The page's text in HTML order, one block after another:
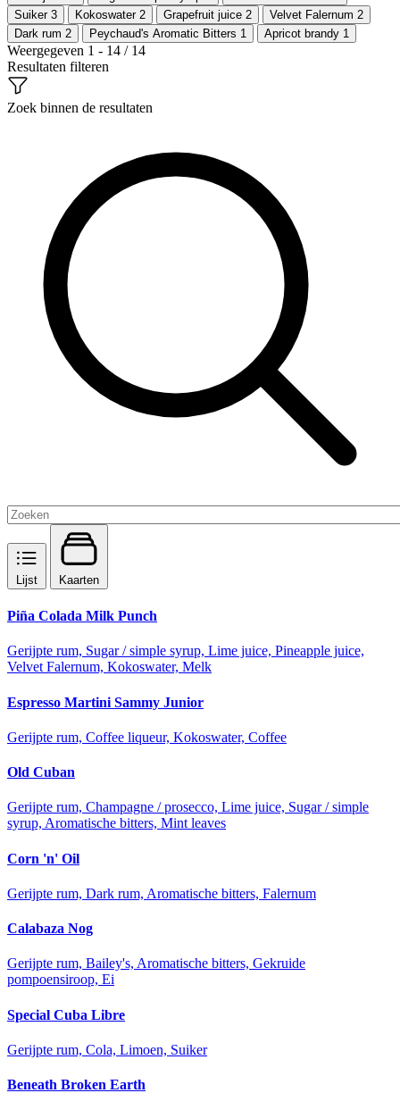
Suiker 3 Kokoswater 2 Grapefruit juice 2 Velvet Falernum 2
Dark rum 2 Peychaud's Aromatic Bitters 1 Apricot brandy 1
Weergegeven 1 - 14 / 14
Resultaten filteren
Zoek binnen de resultaten
Lijst Kaarten
Piña Colada Milk Punch
Gerijpte rum, Sugar / simple syrup, Lime juice, Pineapple juice,
Velvet Falernum, Kokoswater, Melk
Espresso Martini Sammy Junior
Gerijpte rum, Coffee liqueur, Kokoswater, Coffee
Old Cuban
Gerijpte rum, Champagne / prosecco, Lime juice, Sugar / simple
syrup, Aromatische bitters, Mint leaves
Corn 'n' Oil
Gerijpte rum, Dark rum, Aromatische bitters, Falernum
Calabaza Nog
Gerijpte rum, Bailey's, Aromatische bitters, Gekruide
pompoensiroop, Ei
Special Cuba Libre
Gerijpte rum, Cola, Limoen, Suiker
Beneath Broken Earth